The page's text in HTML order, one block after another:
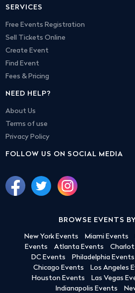
SERVICES
Free Events Registration
Sell Tickets Online
Create Event
Find Event
Fees & Pricing
NEED HELP?
About Us
Terms of use
Privacy Policy
FOLLOW US ON SOCIAL MEDIA
BROWSE EVENTS
New York Events Miami Events
Events
Atlanta Events
DC Events
Philadelphia Events
Chicago Events
Los Angeles
Houston Events
Las Vegas
Indianapolis Events